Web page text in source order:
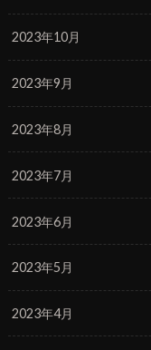
2023年10月
2023年9月
2023年8月
2023年7月
2023年6月
2023年5月
2023年4月